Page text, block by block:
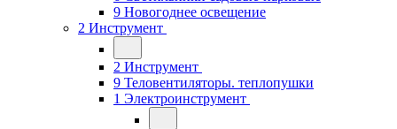
9 Новогоднее освещение
2 Инструмент
2 Инструмент
9 Теловентиляторы. теплопушки
1 Электроинструмент